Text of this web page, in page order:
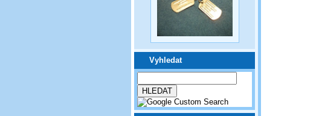
Vyhledat